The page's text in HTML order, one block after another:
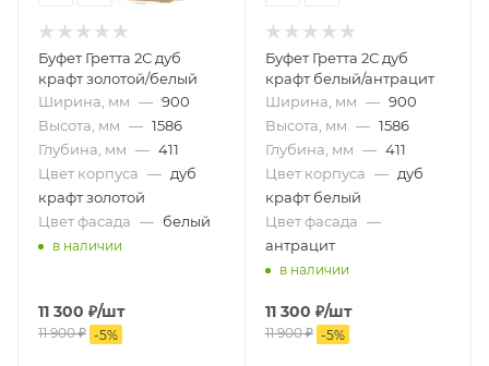
Буфет Гретта 2С дуб
крафт золотой/белый
Ширина, мм — 900
Высота, мм — 1586
Глубина, мм — 411
Цвет корпуса — дуб
крафт золотой
Цвет фасада — белый
в наличии
11 300 ₽/шт
11 900₽ -5%
Буфет Гретта 2С дуб
крафт белый/антрацит
Ширина, мм — 900
Высота, мм — 1586
Глубина, мм — 411
Цвет корпуса — дуб
крафт белый
Цвет фасада —
антрацит
в наличии
11 300 ₽/шт
11 900₽ -5%